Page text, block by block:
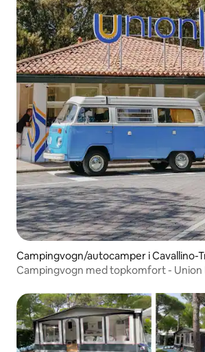
Campingvogn/autocamper i Cavallino-
Campingvogn med topkomfort - Union